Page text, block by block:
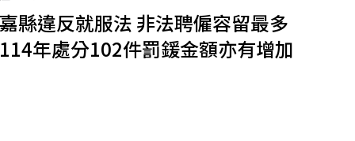
縣違反就服法 非法聘僱容留最多
年處分102件罰鍰金額亦有增加